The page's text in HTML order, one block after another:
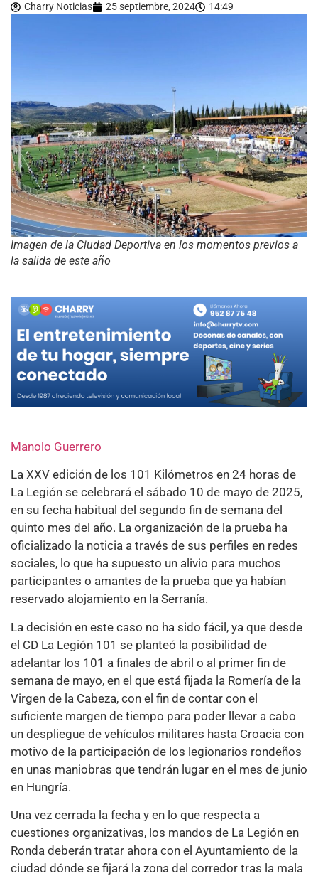
Charry Noticias 25 septiembre, 2024 14:49
Imagen de la Ciudad Deportiva en los momentos previos a
la salida de este año
Manolo Guerrero
La XXV edición de los 101 Kilómetros en 24 horas de
La Legión se celebrará el sábado 10 de mayo de 2025,
en su fecha habitual del segundo fin de semana del
quinto mes del año. La organización de la prueba ha
oficializado la noticia a través de sus perfiles en redes
sociales, lo que ha supuesto un alivio para muchos
participantes o amantes de la prueba que ya habían
reservado alojamiento en la Serranía.
La decisión en este caso no ha sido fácil, ya que desde
el CD La Legión 101 se planteó la posibilidad de
adelantar los 101 a finales de abril o al primer fin de
semana de mayo, en el que está fijada la Romería de la
Virgen de la Cabeza, con el fin de contar con el
suficiente margen de tiempo para poder llevar a cabo
un despliegue de vehículos militares hasta Croacia con
motivo de la participación de los legionarios rondeños
en unas maniobras que tendrán lugar en el mes de junio
en Hungría.
Una vez cerrada la fecha y en lo que respecta a
cuestiones organizativas, los mandos de La Legión en
Ronda deberán tratar ahora con el Ayuntamiento de la
ciudad dónde se fijará la zona del corredor tras la mala